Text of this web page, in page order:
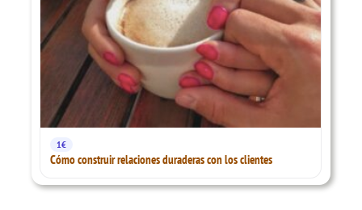
1€
Cómo construir relaciones duraderas con los clientes